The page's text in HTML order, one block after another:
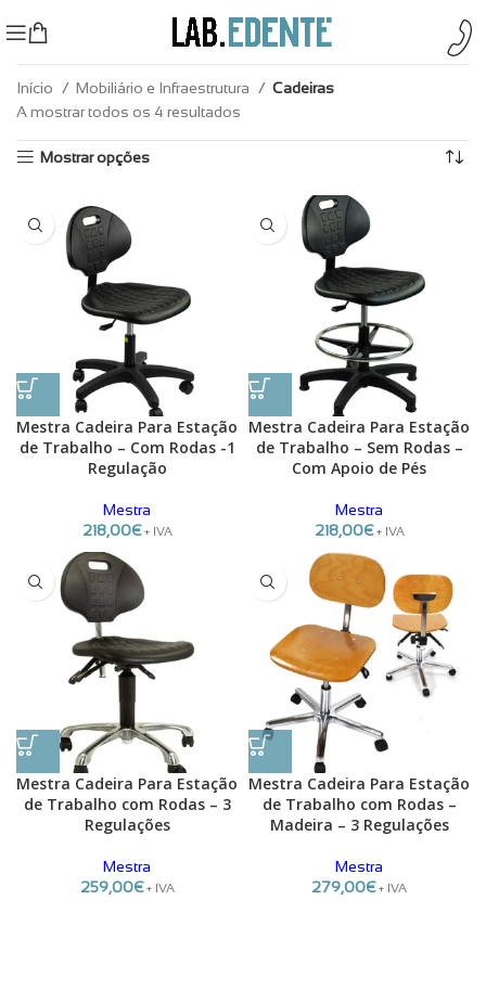
Início Mobiliário e Infraestrutura
Cadeiras
A mostrar todos os 4 resultados
Mostrar opções
Mestra Cadeira Para Estação
de Trabalho – Com Rodas -1
Regulação
Mestra
218,00€ + IVA
Mestra Cadeira Para Estação
de Trabalho – Sem Rodas –
Com Apoio de Pés
Mestra
218,00€ + IVA
Mestra Cadeira Para Estação
de Trabalho com Rodas – 3
Regulações
Mestra
259,00€ + IVA
Mestra Cadeira Para Estação
de Trabalho com Rodas –
Madeira – 3 Regulações
Mestra
279,00€ + IVA